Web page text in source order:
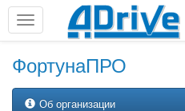
ФортунаПРО
Об организации